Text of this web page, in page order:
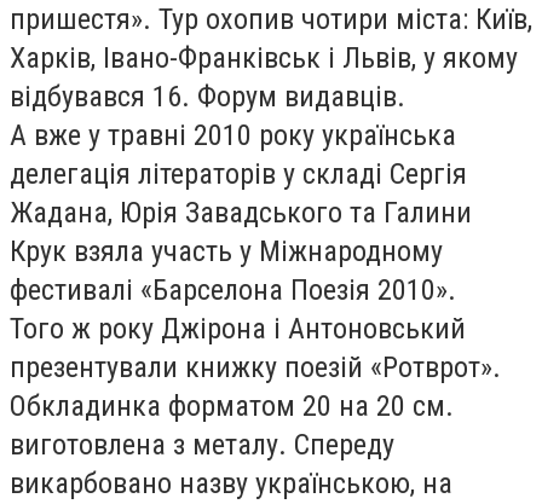
пришестя». Тур охопив чотири міста: Київ,
Харків, Івано-Франківськ і Львів, у якому
відбувався 16. Форум видавців.
А вже у травні 2010 року українська
делегація літераторів у складі Сергія
Жадана, Юрія Завадського та Галини
Крук взяла участь у Міжнародному
фестивалі «Барселона Поезія 2010».
Того ж року Джірона і Антоновський
презентували книжку поезій «Ротврот».
Обкладинка форматом 20 на 20 см.
виготовлена з металу. Спереду
викарбовано назву українською, на